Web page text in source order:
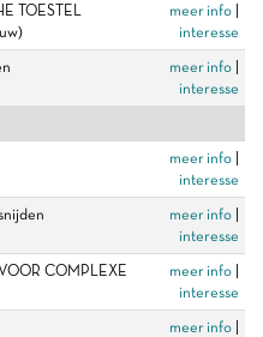
TOESTEL
meer info
interesse
meer info
interesse
meer info
interesse
meer info
interesse
COMPLEXE
meer info
interesse
meer info